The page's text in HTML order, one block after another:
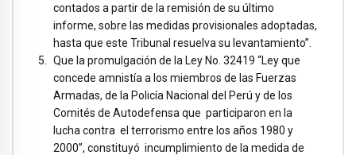
contados a partir de la remisión de su último
informe, sobre las medidas provisionales adoptadas,
hasta que este Tribunal resuelva su levantamiento”.
Que la promulgación de la Ley No. 32419 “Ley que
concede amnistía a los miembros de las Fuerzas
Armadas, de la Policía Nacional del Perú y de los
Comités de Autodefensa que participaron en la
lucha contra el terrorismo entre los años 1980 y
2000”, constituyó incumplimiento de la medida de